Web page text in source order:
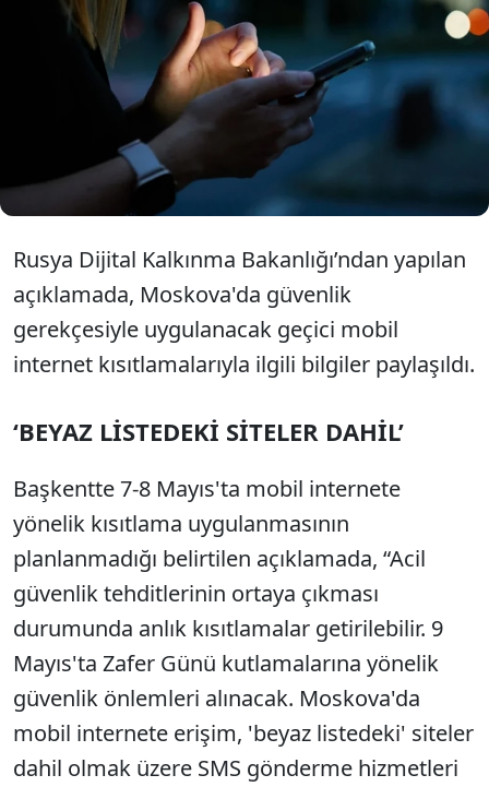
Rusya’da 9 Mayıs Zafer Günü Kutlamalarına
yönelik güvenlik önlemleri kapsamında
Moskova’da mobil internette ve SMS
gönderme hizmetlerinde kısıtlamaya gidileceği
açıklandı. Kısıtlamaya ‘Beyaz listede’ yer alan
siteler de dahil olacak.
Rusya Dijital Kalkınma Bakanlığı’ndan yapılan
açıklamada, Moskova'da güvenlik
gerekçesiyle uygulanacak geçici mobil
internet kısıtlamalarıyla ilgili bilgiler paylaşıldı.
‘BEYAZ LİSTEDEKİ SİTELER DAHİL’
Başkentte 7-8 Mayıs'ta mobil internete
yönelik kısıtlama uygulanmasının
planlanmadığı belirtilen açıklamada, “Acil
güvenlik tehditlerinin ortaya çıkması
durumunda anlık kısıtlamalar getirilebilir. 9
Mayıs'ta Zafer Günü kutlamalarına yönelik
güvenlik önlemleri alınacak. Moskova'da
mobil internete erişim, 'beyaz listedeki' siteler
dahil olmak üzere SMS gönderme hizmetleri